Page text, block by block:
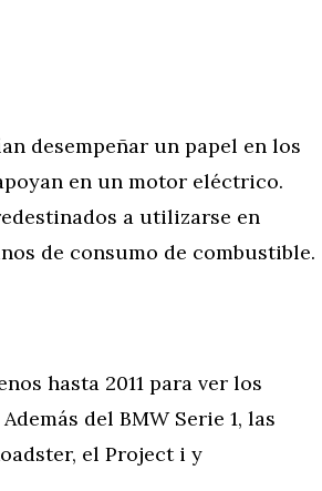
desempeñar un papel en los
en un motor eléctrico.
a utilizarse en
de consumo de combustible.
hasta 2011 para ver los
del BMW Serie 1, las
el Project i y